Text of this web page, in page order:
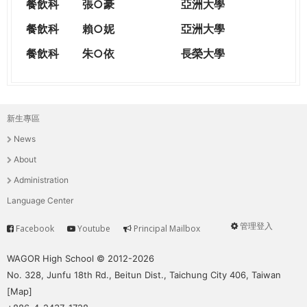
餐飲科 張○豪
亞洲大學
餐飲科
賴○妮
亞洲大學
餐飲科
朱○依 長榮大學
主
選
單
新生專區
News
About
Administration
Language Center
User
管理登入
Service
Facebook Youtube Principal Mailbox
WAGOR High School © 2012-2026
No. 328, Junfu 18th Rd., Beitun Dist., Taichung City 406, Taiwan
[Map]